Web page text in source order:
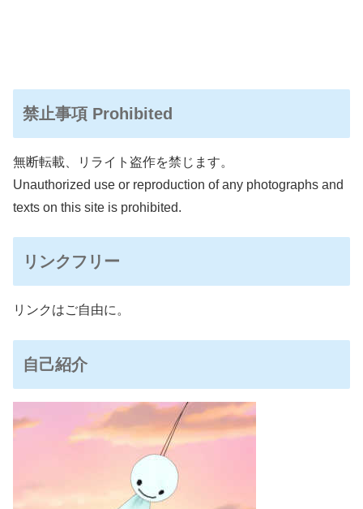
禁止事項 Prohibited
無断転載、リライト盗作を禁じます。
Unauthorized use or reproduction of any photographs and
texts on this site is prohibited.
リンクフリー
リンクはご自由に。
自己紹介